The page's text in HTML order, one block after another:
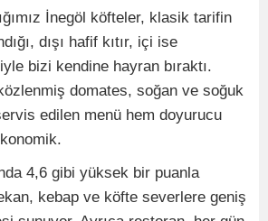
İnegöl köfteler, klasik tarifin
dışı hafif kıtır, içi ise
bizi kendine hayran bıraktı.
domates, soğan ve soğuk
edilen menü hem doyurucu
4,6 gibi yüksek bir puanla
kebap ve köfte severlere geniş